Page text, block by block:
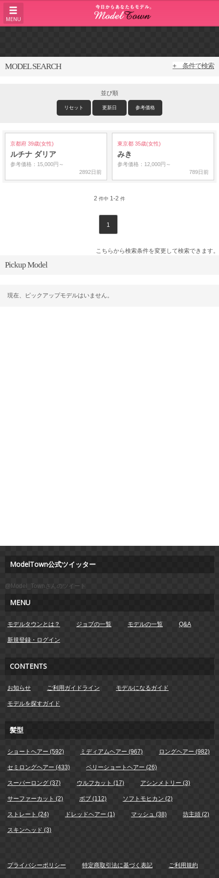
MENU
MODEL SEARCH + 条件で検索
並び順
リセット 更新日 参考価格
京都府 39歳(女性)
ルチナ ダリア
参考価格：15,000円～
2892日前
東京都 35歳(女性)
みき
参考価格：12,000円～
789日前
2 件中 1-2 件
1
こちらから検索条件を変更して検索できます。
Pickup Model
現在、ピックアップモデルはいません。
ModelTown公式ツイッター
@Model_Townさんのツイート
MENU
モデルタウンとは？ ジョブの一覧 モデルの一覧 Q&A
新規登録・ログイン
CONTENTS
お知らせ ご利用ガイドライン モデルになるガイド
モデルを探すガイド
髪型
ショートヘアー (592) ミディアムヘアー (967) ロングヘアー (982)
セミロングヘアー (433) ベリーショートヘアー (26)
スーパーロング (37) ウルフカット (17) アシンメトリー (3)
サーファーカット (2) ボブ (112) ソフトモヒカン (2)
ストレート (24) ドレッドヘアー (1) マッシュ (38) 坊主頭 (2)
スキンヘッド (3)
プライバシーポリシー 特定商取引法に基づく表記 ご利用規約